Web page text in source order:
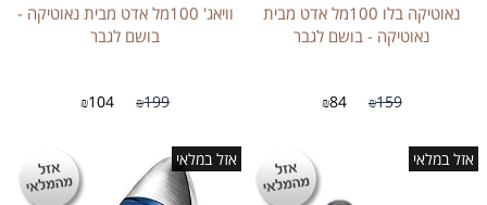
נאוטיקה בלו 100מל אדט מבית
נאוטיקה - בושם לגבר
₪159
₪84
וויאג' 100מל אדט מבית נאוטיקה -
בושם לגבר
₪199
₪104
אזל במלאי אזל במלאי